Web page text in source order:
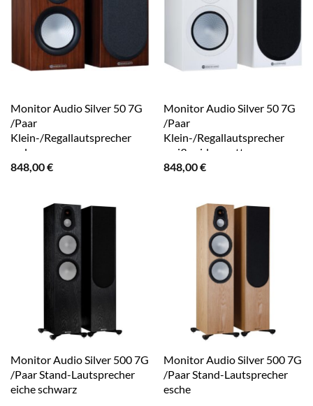
Monitor Audio Silver 50 7G
/Paar
Klein-/Regallautsprecher
walnuss
848,00€
Monitor Audio Silver 50 7G
/Paar
Klein-/Regallautsprecher
weiß seidenmatt
848,00€
Monitor Audio Silver 500 7G
/Paar Stand-Lautsprecher
eiche schwarz
Monitor Audio Silver 500 7G
/Paar Stand-Lautsprecher
esche